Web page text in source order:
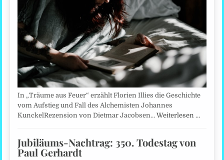
In „Träume aus Feuer“ erzählt Florien Illies die Geschichte
vom Aufstieg und Fall des Alchemisten Johannes
KunckelRezension von Dietmar Jacobsen…Weiterlesen …
Jubiläums-Nachtrag: 350. Todestag von
Paul Gerhardt